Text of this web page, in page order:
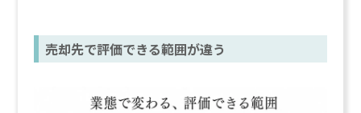
売却先で評価できる範囲が違う